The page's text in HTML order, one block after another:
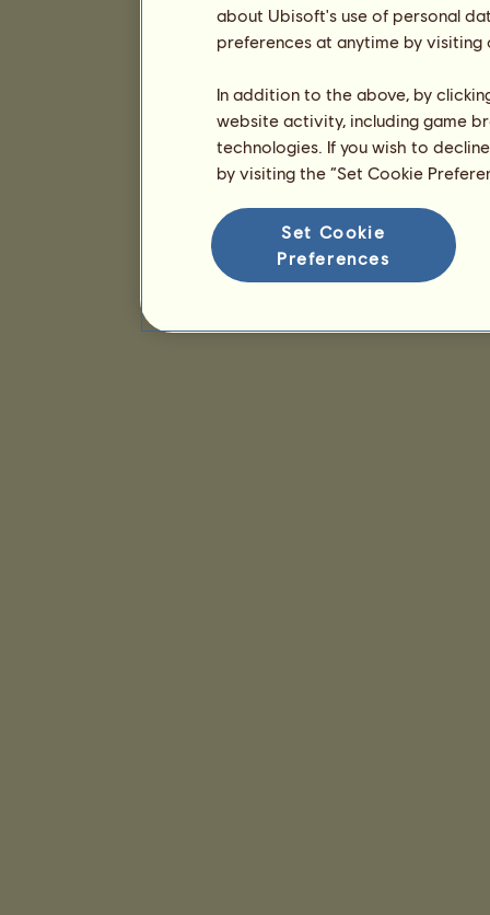
about Ubisoft's use of personal
preferences at anytime by
In addition to the above, by
website activity, including game
technologies. If you wish to
by visiting the “Set Cookie
Set Cookie
Preferences